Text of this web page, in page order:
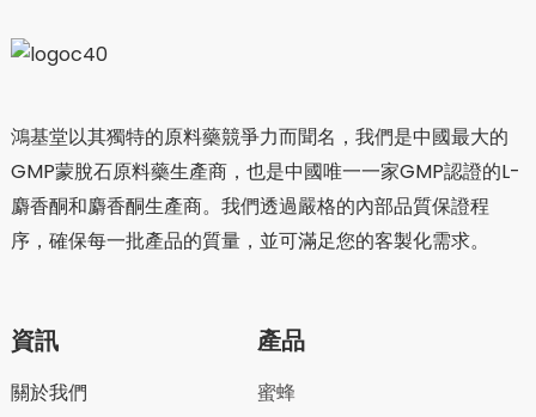
鴻基堂以其獨特的原料藥競爭力而聞名，我們是中國最大的
GMP蒙脫石原料藥生產商，也是中國唯一一家GMP認證的L-
麝香酮和麝香酮生產商。我們透過嚴格的內部品質保證程
序，確保每一批產品的質量，並可滿足您的客製化需求。
資訊
關於我們
產品
蜜蜂